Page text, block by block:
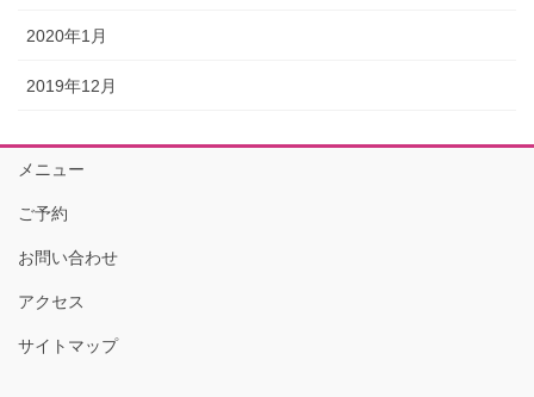
2020年1月
2019年12月
メニュー
ご予約
お問い合わせ
アクセス
サイトマップ